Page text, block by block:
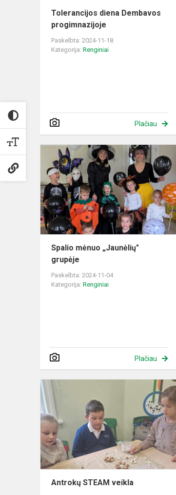
Tolerancijos diena Dembavos
progimnazijoje
Paskelbta: 2024-11-18
Kategorija: Renginiai
Plačiau
Spalio mėnuo „Jaunėlių"
grupėje
Paskelbta: 2024-11-04
Kategorija: Renginiai
Plačiau
Antrokų STEAM veikla